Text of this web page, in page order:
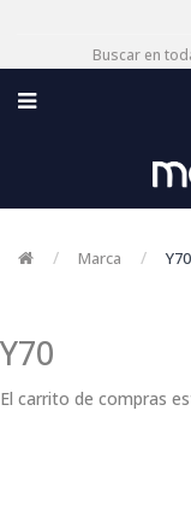
Marca Y70
Y70
El carrito de compras